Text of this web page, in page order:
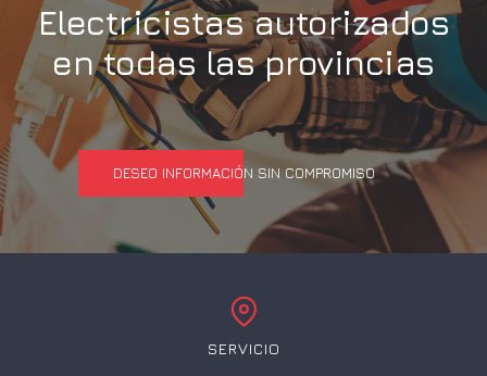
Electricistas autorizados
en todas las provincias
DESEO INFORMACIÓN SIN COMPROMISO
SERVICIO